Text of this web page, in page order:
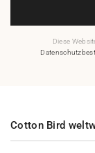
Diese
Cotton Bird